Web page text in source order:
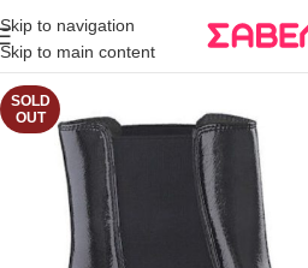
Skip to navigation
Skip to main content
άνω των 80€
Παραγγελία
SOLD
OUT